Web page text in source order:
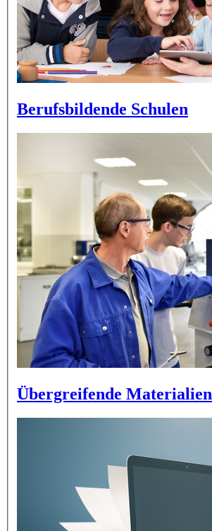
Berufsbildende Schulen
Übergreifende Materialien